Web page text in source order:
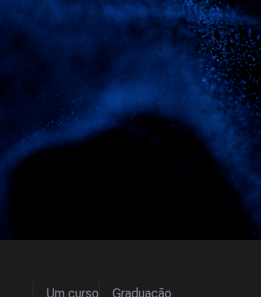
Um curso Graduação